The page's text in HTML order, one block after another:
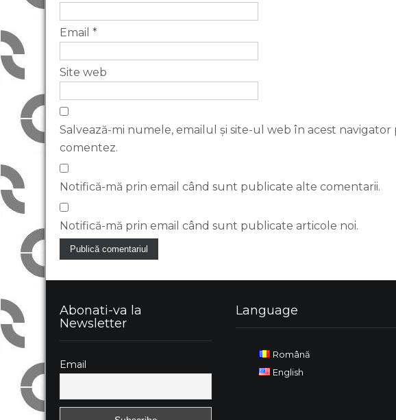
Email *
Site web
Salvează-mi numele, emailul și site-ul web în acest
comentez.
Notifică-mă prin email când sunt publicate alte comentarii.
Notifică-mă prin email când sunt publicate articole noi.
Abonati-va la
Newsletter
Email
Language
Română
English